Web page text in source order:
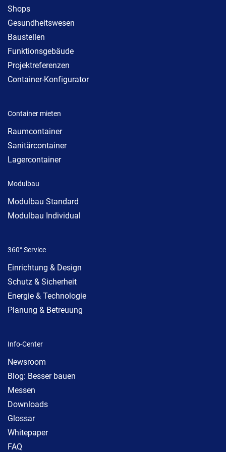
Shops
Gesundheitswesen
Baustellen
Funktionsgebäude
Projektreferenzen
Container-Konfigurator
Container mieten
Raumcontainer
Sanitärcontainer
Lagercontainer
Modulbau
Modulbau Standard
Modulbau Individual
360° Service
Einrichtung & Design
Schutz & Sicherheit
Energie & Technologie
Planung & Betreuung
Info-Center
Newsroom
Blog: Besser bauen
Messen
Downloads
Glossar
Whitepaper
FAQ